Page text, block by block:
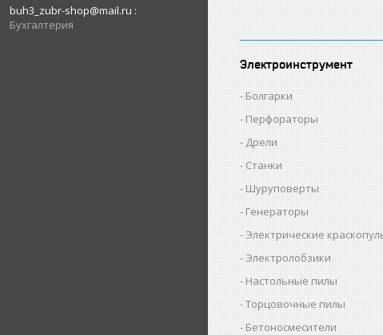
buh3_zubr-shop@mail.ru
Бухгалтерия
Электроинструмент
Болгарки
Перфораторы
Дрели
Станки
Шуруповерты
Генераторы
Электрические
Электролобзики
Настольные пилы
Торцовочные пилы
Бетоносмесители